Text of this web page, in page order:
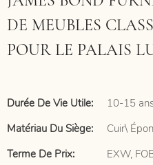
DE MEUBLES
POUR LE PALAIS
Durée De Vie Utile:
10-15
Matériau Du Siège:
Cuir\
Terme De Prix:
EXW,